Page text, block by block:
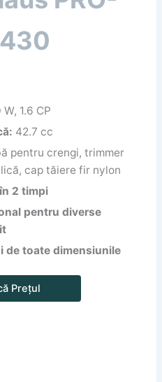
W, 1.6 CP
42.7 cc
pentru crengi, trimmer
cap tăiere fir nylon
2 timpi
pentru diverse
de toate dimensiunile
Prețul